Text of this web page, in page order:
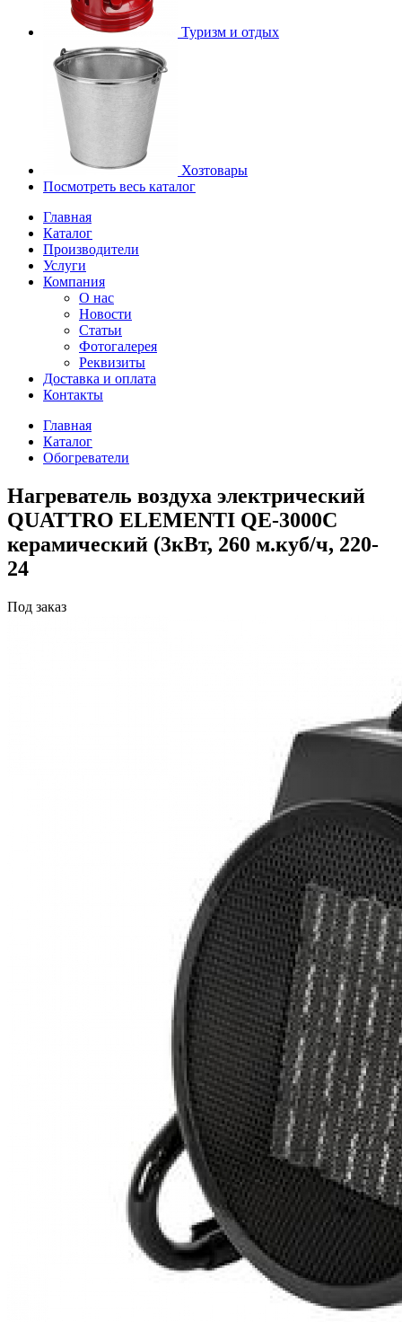
Туризм и отдых
Хозтовары
Посмотреть весь каталог
Главная
Каталог
Производители
Услуги
Компания
О нас
Новости
Статьи
Фотогалерея
Реквизиты
Доставка и оплата
Контакты
Главная
Каталог
Обогреватели
Нагреватель воздуха электрический
QUATTRO ELEMENTI QE-3000C
керамический (3кВт, 260 м.куб/ч, 220-
24
Под заказ